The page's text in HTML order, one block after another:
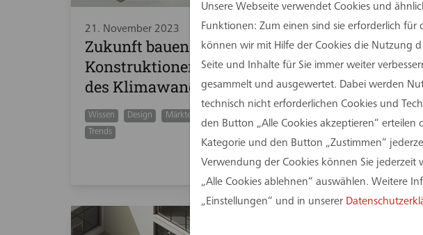
21. November 2023
Zukunft bauen. Hybride
Konstruktionen in Zeiten
des Klimawandels.
Wissen Design Märkte
Trends
27. April 2023
Energie &
Warum
Schritte
Unsere Webseite verwendet Cookies und
Funktionen: Zum einen sind sie erforderlich
können wir mit Hilfe der Cookies die Nutzung
Seite und Inhalte für Sie immer weiter
gesammelt und ausgewertet. Dabei werden
technisch nicht erforderlichen Cookies und
den Button „Alle Cookies akzeptieren“
Kategorie und den Button „Zustimmen“
Verwendung der Cookies können Sie
„Alle Cookies ablehnen“ auswählen. Weitere
„Einstellungen“ und in unserer